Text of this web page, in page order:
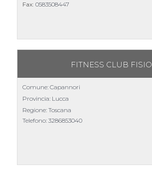
Fax: 0583508447
FITNESS CLUB FISIO
Comune: Capannori
Provincia: Lucca
Regione: Toscana
Telefono: 3286853040